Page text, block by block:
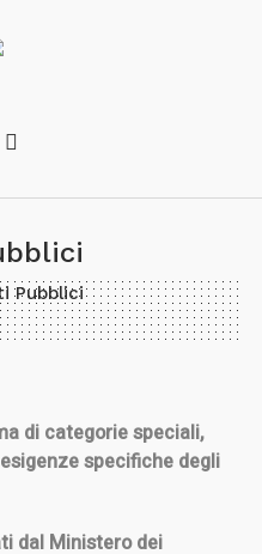
Pubblici
di categorie speciali,
specifiche degli
dal Ministero dei